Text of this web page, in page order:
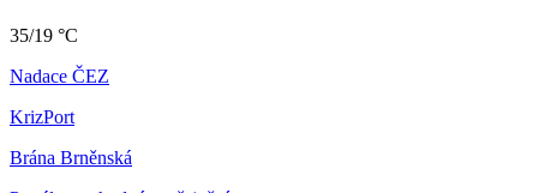
35/19 °C
Nadace ČEZ
KrizPort
Brána Brněnská